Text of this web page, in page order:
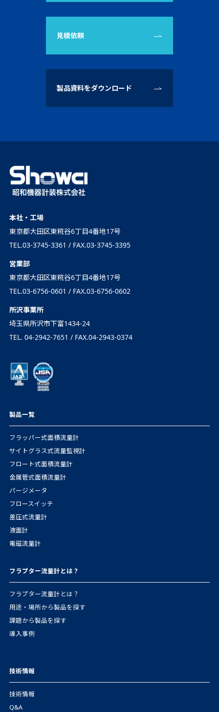
見積依頼
製品資料をダウンロード
本社・工場
東京都大田区東糀谷6丁目4番地17号
TEL.03-3745-3361 / FAX.03-3745-3395
営業部
東京都大田区東糀谷6丁目4番地17号
TEL.03-6756-0601 / FAX.03-6756-0602
所沢事業所
埼玉県所沢市下富1434-24
TEL. 04-2942-7651 / FAX.04-2943-0374
製品一覧
フラッパー式面積流量計
サイトグラス式流量監視計
フロート式面積流量計
金属管式面積流量計
パージメータ
フロースイッチ
差圧式流量計
液面計
電磁流量計
フラプター流量計とは？
フラプター流量計とは？
用途・場所から製品を探す
課題から製品を探す
導入事例
技術情報
技術情報
Q&A